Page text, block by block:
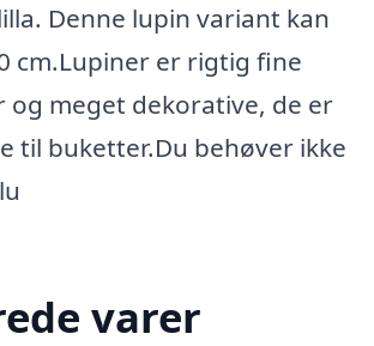
Denne lupin variant kan
cm.Lupiner er rigtig fine
og meget dekorative, de er
til buketter.Du behøver ikke
varer